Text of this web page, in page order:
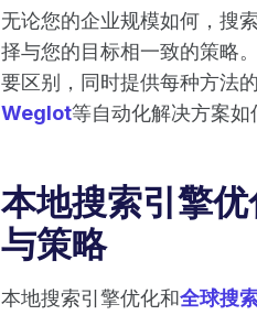
无论您的企业规模如何，搜
择与您的目标相一致的策略
要区别，同时提供每种方法
Weglot等自动化解决方案如
本地搜索引擎
与策略
本地搜索引擎优化和全球搜